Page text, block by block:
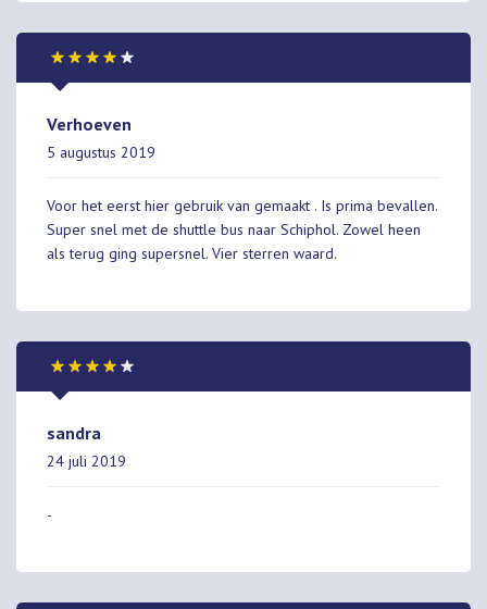
Verhoeven
5 augustus 2019
Voor het eerst hier gebruik van gemaakt . Is prima bevallen.
Super snel met de shuttle bus naar Schiphol. Zowel heen
als terug ging supersnel. Vier sterren waard.
sandra
24 juli 2019
-